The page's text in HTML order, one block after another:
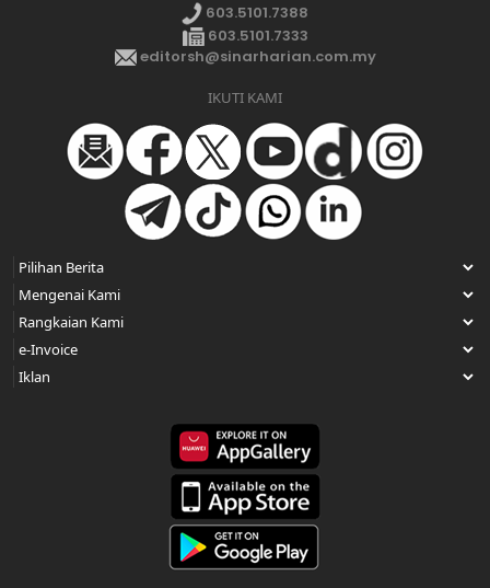
603.5101.7388
603.5101.7333
editorsh@sinarharian.com.my
IKUTI KAMI